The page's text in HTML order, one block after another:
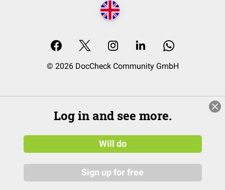
© 2026 DocCheck Community GmbH
Log in and see more.
Will do
Sign up for free